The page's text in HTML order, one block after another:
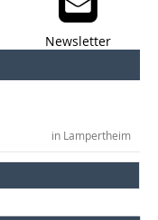
Newsletter
in Lampertheim